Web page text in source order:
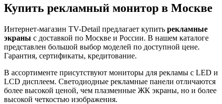
Купить рекламный монитор в Москве
Интернет-магазин TV-Detail предлагает купить рекламные
экраны с доставкой по Москве и России. В нашем каталоге
представлен большой выбор моделей по доступной цене.
Гарантия, сертификаты, кредитование.
В ассортименте присутствуют мониторы для рекламы с LED и
LCD дисплеем. Светодиодные рекламные панели отличаются
более высокой ценой, чем плазменные ЖК экраны, но и более
высокой четкостью изображения.